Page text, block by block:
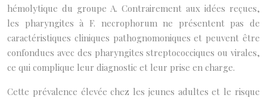
hémolytique du groupe A. Contrairement aux idées reçues,
les pharyngites à F. necrophorum ne présentent pas de
caractéristiques cliniques pathognomoniques et peuvent être
confondues avec des pharyngites streptococciques ou virales,
ce qui complique leur diagnostic et leur prise en charge.
Cette prévalence élevée chez les jeunes adultes et le risque